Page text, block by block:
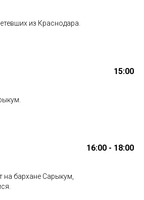
из Краснодара.
15:00
16:00 - 18:00
на бархане Сарыкум,